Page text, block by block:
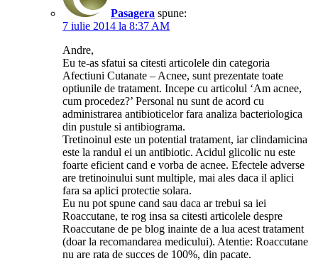
Pasagera spune:
7 iulie 2014 la 8:37 AM
Andre,
Eu te-as sfatui sa citesti articolele din categoria
Afectiuni Cutanate – Acnee, sunt prezentate toate
optiunile de tratament. Incepe cu articolul ‘Am acnee,
cum procedez?’ Personal nu sunt de acord cu
administrarea antibioticelor fara analiza bacteriologica
din pustule si antibiograma.
Tretinoinul este un potential tratament, iar clindamicina
este la randul ei un antibiotic. Acidul glicolic nu este
foarte eficient cand e vorba de acnee. Efectele adverse
are tretinoinului sunt multiple, mai ales daca il aplici
fara sa aplici protectie solara.
Eu nu pot spune cand sau daca ar trebui sa iei
Roaccutane, te rog insa sa citesti articolele despre
Roaccutane de pe blog inainte de a lua acest tratament
(doar la recomandarea medicului). Atentie: Roaccutane
nu are rata de succes de 100%, din pacate.